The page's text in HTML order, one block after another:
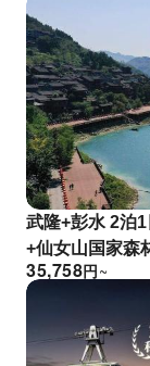
武隆+彭水 2泊
+仙女山国家森
ィック 烏江ギ
円
35,758 ~